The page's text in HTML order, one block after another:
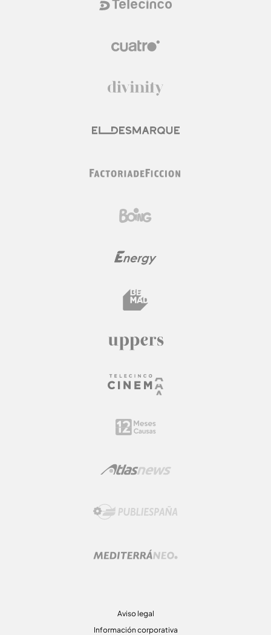
Aviso legal
Información corporativa